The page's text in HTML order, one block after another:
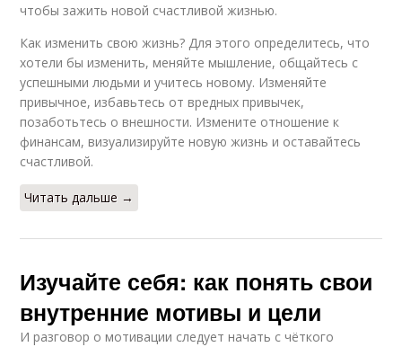
чтобы зажить новой счастливой жизнью.
Как изменить свою жизнь? Для этого определитесь, что
хотели бы изменить, меняйте мышление, общайтесь с
успешными людьми и учитесь новому. Изменяйте
привычное, избавьтесь от вредных привычек,
позаботьтесь о внешности. Измените отношение к
финансам, визуализируйте новую жизнь и оставайтесь
счастливой.
Читать дальше →
Изучайте себя: как понять свои
внутренние мотивы и цели
И разговор о мотивации следует начать с чёткого